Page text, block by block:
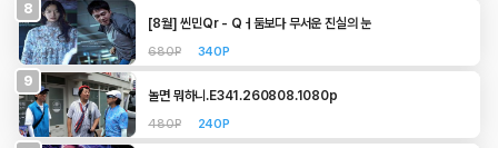
8
[8월] 씬민Qr - Qㅓ둠보다 무서운 진실의 눈
680P 340P
9
놀면 뭐하니.E341.260808.1080p
480P 240P